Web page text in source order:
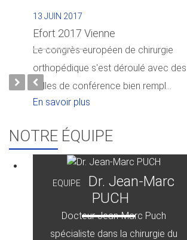
13 JUIN 2017
Efort 2017 Vienne
Le congrès européen de chirurgie
orthopédique s'est déroulé avec des
salles de conférence bien rempl...
En savoir plus
NOTRE ÉQUIPE
EQUIPE
Dr. Jean-Marc
PUCH
Docteur Jean-Marc Puch
spécialiste dans la chirurgie du